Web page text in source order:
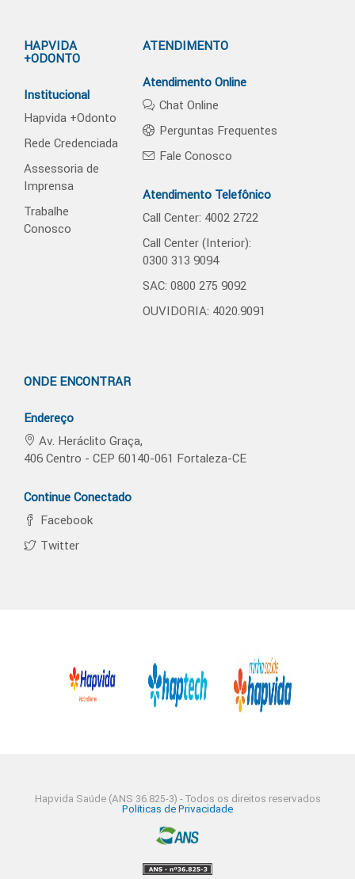
HAPVIDA
+ODONTO
Institucional
Hapvida +Odonto
Rede Credenciada
Assessoria de
Imprensa
Trabalhe
Conosco
ATENDIMENTO
Atendimento Online
Chat Online
Perguntas Frequentes
Fale Conosco
Atendimento Telefônico
Call Center: 4002 2722
Call Center (Interior):
0300 313 9094
SAC: 0800 275 9092
OUVIDORIA: 4020.9091
ONDE ENCONTRAR
Endereço
Av. Heráclito Graça,
406 Centro - CEP 60140-061 Fortaleza-CE
Continue Conectado
Facebook
Twitter
Hapvida Saúde (ANS 36.825-3) - Todos os direitos reservados
Políticas de Privacidade